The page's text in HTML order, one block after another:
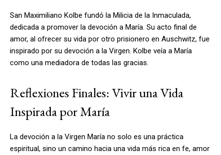
San Maximiliano Kolbe fundó la Milicia de la Inmaculada,
dedicada a promover la devoción a María. Su acto final de
amor, al ofrecer su vida por otro prisionero en Auschwitz, fue
inspirado por su devoción a la Virgen. Kolbe veía a María
como una mediadora de todas las gracias.
Reflexiones Finales: Vivir una Vida
Inspirada por María
La devoción a la Virgen María no solo es una práctica
espiritual, sino un camino hacia una vida más rica en fe, amor